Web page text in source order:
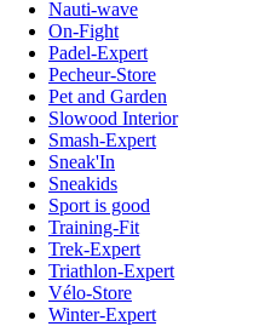
Nauti-wave
On-Fight
Padel-Expert
Pecheur-Store
Pet and Garden
Slowood Interior
Smash-Expert
Sneak'In
Sneakids
Sport is good
Training-Fit
Trek-Expert
Triathlon-Expert
Vélo-Store
Winter-Expert